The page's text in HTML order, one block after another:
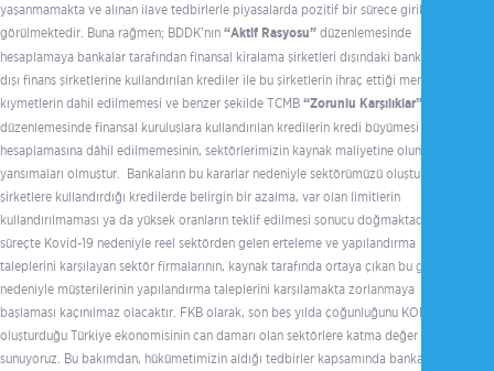
yaşanmamakta ve alınan ilave tedbirlerle piyasalarda pozitif bir sürece girileceği
görülmektedir. Buna rağmen; BDDK’nın “Aktif Rasyosu” düzenlemesinde
hesaplamaya bankalar tarafından finansal kiralama şirketleri dışındaki bankacılık
dışı finans şirketlerine kullandırılan krediler ile bu şirketlerin ihraç ettiği menkul
kıymetlerin dahil edilmemesi ve benzer şekilde TCMB “Zorunlu Karşılıklar”
düzenlemesinde finansal kuruluşlara kullandırılan kredilerin kredi büyümesi
hesaplamasına dâhil edilmemesinin, sektörlerimizin kaynak maliyetine olumsuz
yansımaları olmuştur. Bankaların bu kararlar nedeniyle sektörümüzü oluşturan
şirketlere kullandırdığı kredilerde belirgin bir azalma, var olan limitlerin
kullandırılmaması ya da yüksek oranların teklif edilmesi sonucu doğmaktadır. Bu
süreçte Kovid-19 nedeniyle reel sektörden gelen erteleme ve yapılandırma
taleplerini karşılayan sektör firmalarının, kaynak tarafında ortaya çıkan bu gelişme
nedeniyle müşterilerinin yapılandırma taleplerini karşılamakta zorlanmaya
başlaması kaçınılmaz olacaktır. FKB olarak, son beş yılda çoğunluğunu KOBİ’lerin
oluşturduğu Türkiye ekonomisinin can damarı olan sektörlere katma değer
sunuyoruz. Bu bakımdan, hükümetimizin aldığı tedbirler kapsamında bankacılık